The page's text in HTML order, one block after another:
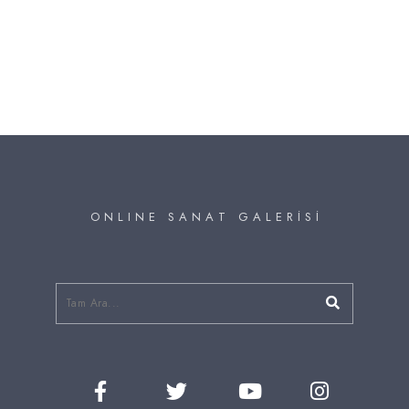
O N L I N E S A N A T G A L E R İ S İ